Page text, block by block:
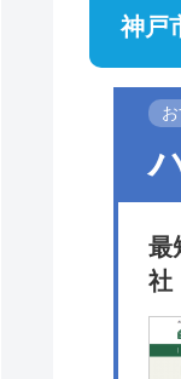
神戸
最
社